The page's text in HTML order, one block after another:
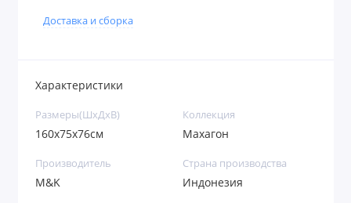
Доставка и сборка
Характеристики
Размеры(ШхДхВ)
160х75х76см
Коллекция
Махагон
Производитель
M&K
Страна производства
Индонезия